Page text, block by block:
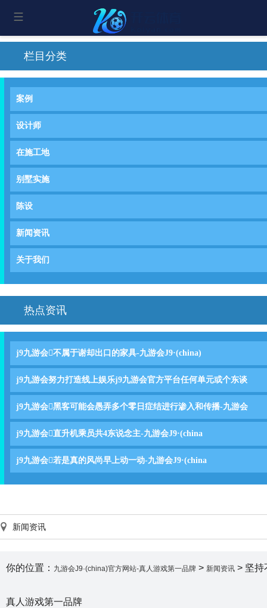
栏目分类
案例
设计师
在施工地
别墅实施
陈设
新闻资讯
关于我们
热点资讯
j9九游会不属于谢却出口的家具-九游会J9·(china)
j9九游会努力打造线上娱乐j9九游会官方平台任何单元或个东谈
j9九游会黑客可能会愚弄多个零日症结进行渗入和传播-九游会
j9九游会直升机乘员共4东说念主-九游会J9·(china
j9九游会若是真的风尚早上动一动-九游会J9·(china
新闻资讯
你的位置： 九游会J9·(china)官方网站-真人游戏第一品牌 > 新闻资讯 > 坚持
真人游戏第一品牌